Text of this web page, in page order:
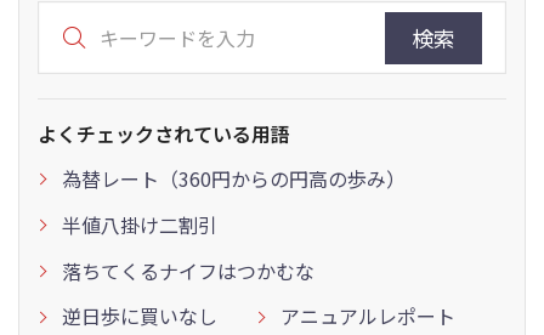
検索
よくチェックされている用語
為替レート（360円からの円高の歩み）
半値八掛け二割引
落ちてくるナイフはつかむな
逆日歩に買いなし
アニュアルレポート